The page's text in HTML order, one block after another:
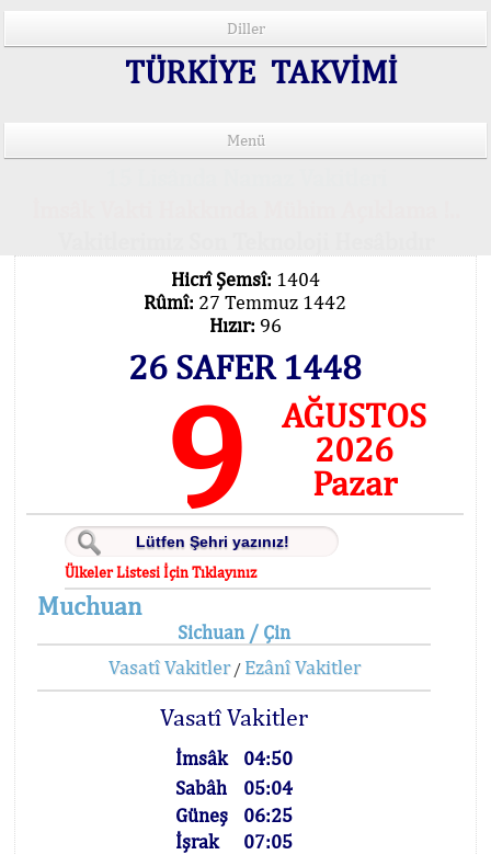
Diller
TÜRKİYE TAKVİMİ
Menü
Hicrî Şemsî: 1404
Rûmî: 27 Temmuz 1442
Hızır: 96
26 SAFER 1448
9
AĞUSTOS
2026
Pazar
Ülkeler Listesi İçin Tıklayınız
Muchuan
Sichuan / Çin
Vasatî Vakitler/ Ezânî Vakitler
Vasatî Vakitler
İmsâk
04:50
Sabâh
05:04
Güneş
06:25
İşrak
07:05